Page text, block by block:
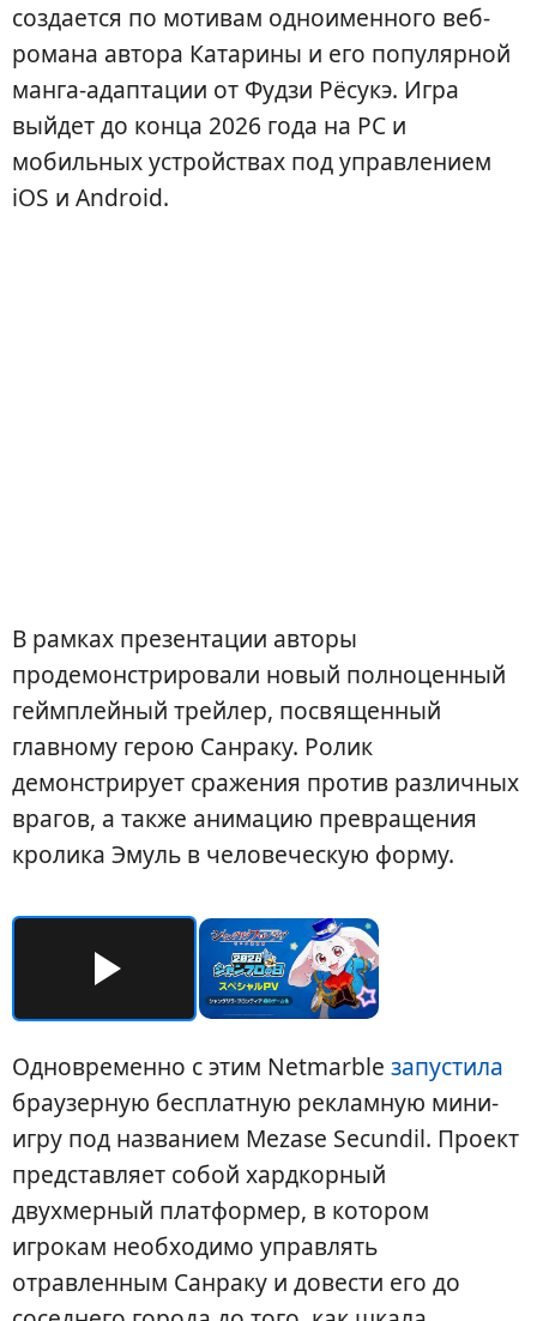
создается по мотивам одноименного веб-
романа автора Катарины и его популярной
манга-адаптации от Фудзи Рёсукэ. Игра
выйдет до конца 2026 года на PC и
мобильных устройствах под управлением
iOS и Android.
В рамках презентации авторы
продемонстрировали новый полноценный
геймплейный трейлер, посвященный
главному герою Санраку. Ролик
демонстрирует сражения против различных
врагов, а также анимацию превращения
кролика Эмуль в человеческую форму.
Одновременно с этим Netmarble запустила
браузерную бесплатную рекламную мини-
игру под названием Mezase Secundil. Проект
представляет собой хардкорный
двухмерный платформер, в котором
игрокам необходимо управлять
отравленным Санраку и довести его до